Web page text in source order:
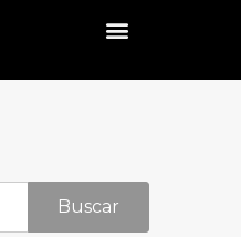
Buscar